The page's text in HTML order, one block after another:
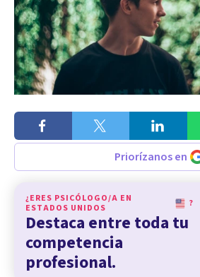
Priorízanos en
¿ERES PSICÓLOGO/A EN
ESTADOS UNIDOS
?
Destaca entre toda tu
competencia
profesional.